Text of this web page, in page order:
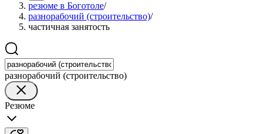
резюме в Боготоле/
разнорабочий (строительство)/
частичная занятость
разнорабочий (строительство)
Резюме